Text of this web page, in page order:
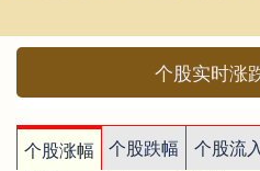
个股实时涨
个股涨幅 个股跌幅 个股流